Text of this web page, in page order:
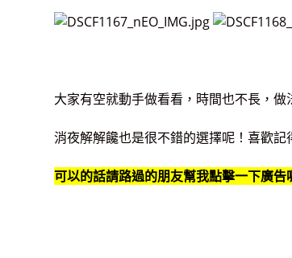
大家有空就動手做看看，時間也不長，
消夜解解饞也是很不錯的選擇呢！喜歡
可以的話請路過的朋友幫我點擊一下廣